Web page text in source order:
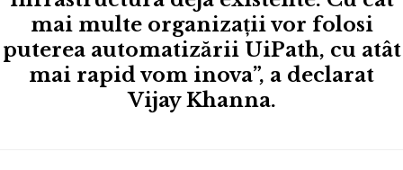
mai multe organizații vor folosi
puterea automatizării UiPath, cu atât
mai rapid vom inova”, a declarat
Vijay Khanna.